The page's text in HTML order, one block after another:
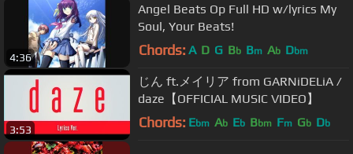
4:36
Angel Beats Op Full HD w/lyrics My
Soul, Your Beats!
Chords: A D G Bb Bm Ab Dbm
3:53
じん ft.メイリア from GARNiDELiA /
daze【OFFICIAL MUSIC VIDEO】
Chords: Ebm Ab Eb Bbm Fm Gb Db